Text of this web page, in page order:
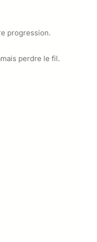
progression.
perdre le fil.